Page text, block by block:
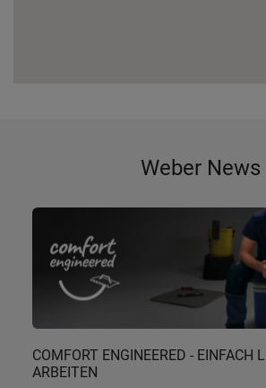
Weber News
COMFORT ENGINEERED - EINFACH
ARBEITEN